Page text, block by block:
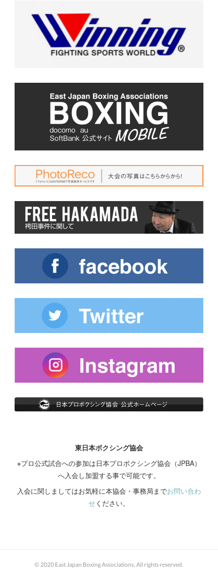
東日本ボクシング協会
※プロ公式試合への参加は日本プロボクシング協会（JPBA）
へ入会し加盟する事で可能です。
入会に関しましてはお気軽に本協会・事務局までお問い合わ
せください。
© 2020 East Japan Boxing Associations, All rights reserved.